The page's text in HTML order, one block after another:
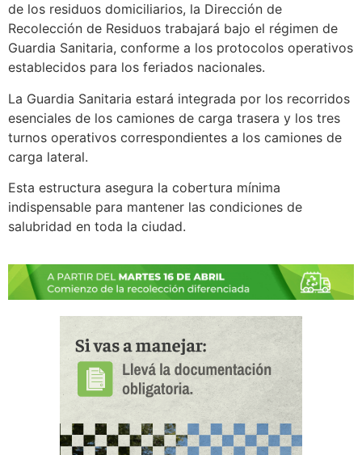
de los residuos domiciliarios, la Dirección de
Recolección de Residuos trabajará bajo el régimen de
Guardia Sanitaria, conforme a los protocolos operativos
establecidos para los feriados nacionales.
La Guardia Sanitaria estará integrada por los recorridos
esenciales de los camiones de carga trasera y los tres
turnos operativos correspondientes a los camiones de
carga lateral.
Esta estructura asegura la cobertura mínima
indispensable para mantener las condiciones de
salubridad en toda la ciudad.